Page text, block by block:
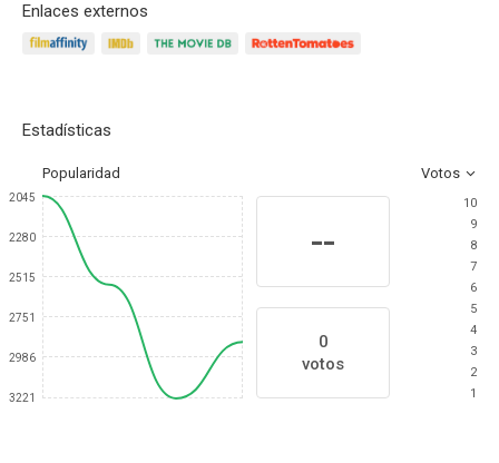
Enlaces externos
Estadísticas
Popularidad Votos
2045
2280
2515
2751
2986
3221
--
0
votos
10
9
8
7
6
5
4
3
2
1